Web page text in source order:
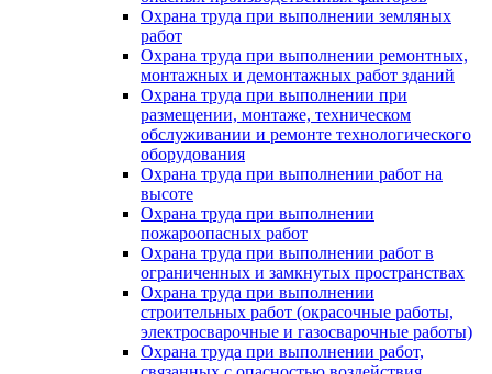
Охрана труда при выполнении земляных
работ
Охрана труда при выполнении ремонтных,
монтажных и демонтажных работ зданий
Охрана труда при выполнении при
размещении, монтаже, техническом
обслуживании и ремонте технологического
оборудования
Охрана труда при выполнении работ на
высоте
Охрана труда при выполнении
пожароопасных работ
Охрана труда при выполнении работ в
ограниченных и замкнутых пространствах
Охрана труда при выполнении
строительных работ (окрасочные работы,
электросварочные и газосварочные работы)
Охрана труда при выполнении работ,